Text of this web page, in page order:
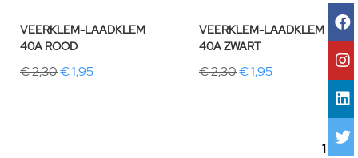
VEERKLEM-LAADKLEM
40A ROOD
€ 2,30€ 1,95
VEERKLEM-LAADKLEM
40A ZWART
€ 2,30€ 1,95
1